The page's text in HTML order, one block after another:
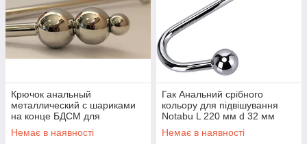
Крючок анальный
металлический с шариками
на конце БДСМ для
фиксации Notabu D 19x30x35
мм TALLA
Немає в наявності
Гак Анальний срібного
кольору для підвішування
Notabu L 220 мм d 32 мм
Talla
Немає в наявності